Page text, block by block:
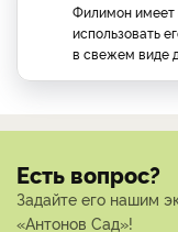
Филимон имеет
использовать
в свежем виде
Есть вопрос?
Задайте его нашим
«Антонов Сад»!